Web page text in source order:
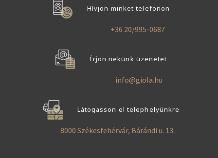
Hívjon minket telefonon
+36 20/995-0687
Írjon nekünk üzenetet
info@giola.hu
Látogasson el telephelyünkre
8000 Székesfehérvár, Bárándi u. 13.